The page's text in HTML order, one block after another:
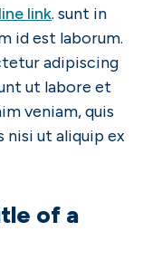
link. sunt in
id est laborum.
adipiscing
ut labore et
veniam, quis
ut aliquip ex
of a